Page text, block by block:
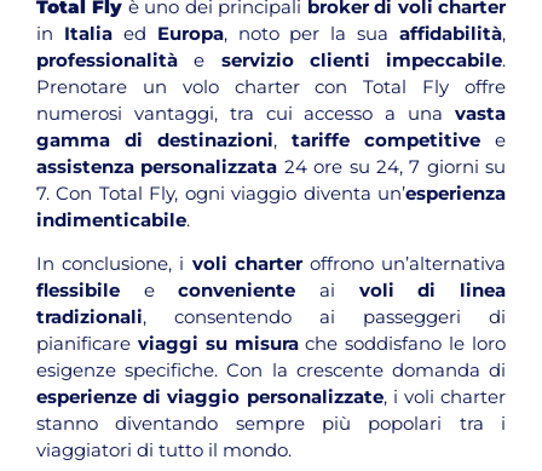
Total Fly è uno dei principali broker di voli charter
in Italiaed Europa, noto per la sua affidabilità,
professionalità e servizio clienti impeccabile.
Prenotare un volo charter con Total Fly offre
numerosi vantaggi, tra cui accesso a una vasta
gamma di destinazioni, tariffe competitive e
assistenza personalizzata 24 ore su 24, 7 giorni su
7. Con Total Fly, ogni viaggio diventa un’esperienza
indimenticabile.
In conclusione, i voli charteroffrono un’alternativa
flessibile econveniente ai voli di linea
tradizionali, consentendo ai passeggeri di
pianificare viaggi su misurache soddisfano le loro
esigenze specifiche. Con la crescente domanda di
esperienze di viaggio personalizzate, i voli charter
stanno diventando sempre più popolari tra i
viaggiatori di tutto il mondo.